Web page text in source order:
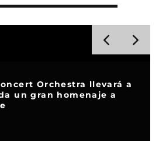
Orchestra llevará a
un gran homenaje a